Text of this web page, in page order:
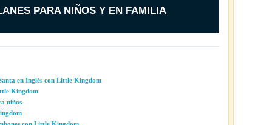
PARA NIÑOS Y EN FAMILIA
en Inglés con Little Kingdom
Kingdom
niños
con Little Kingdom